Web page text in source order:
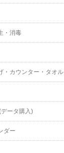
・消毒
・カウンター・タオル
ータ購入)
ダー